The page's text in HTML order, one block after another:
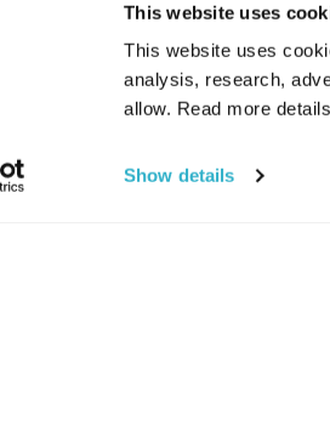
This website uses
This website uses
analysis, research,
allow. Read more
Show details